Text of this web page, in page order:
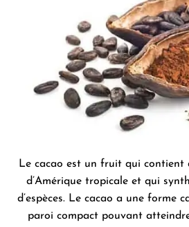
Le cacao est un fruit qui contient
d’Amérique tropicale et qui
d’espèces. Le cacao a une forme
paroi compact pouvant